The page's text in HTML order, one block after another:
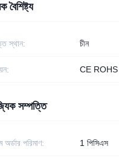
বৈশিষ্ট্য
স্থান: চীন
CE
সম্পত্তি
অর্ডার পরিমাণ: 1 পিসিএস